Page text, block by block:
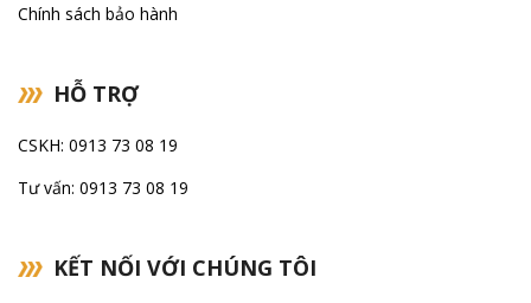
Chính sách bảo hành
HỖ TRỢ
CSKH: 0913 73 08 19
Tư vấn: 0913 73 08 19
KẾT NỐI VỚI CHÚNG TÔI